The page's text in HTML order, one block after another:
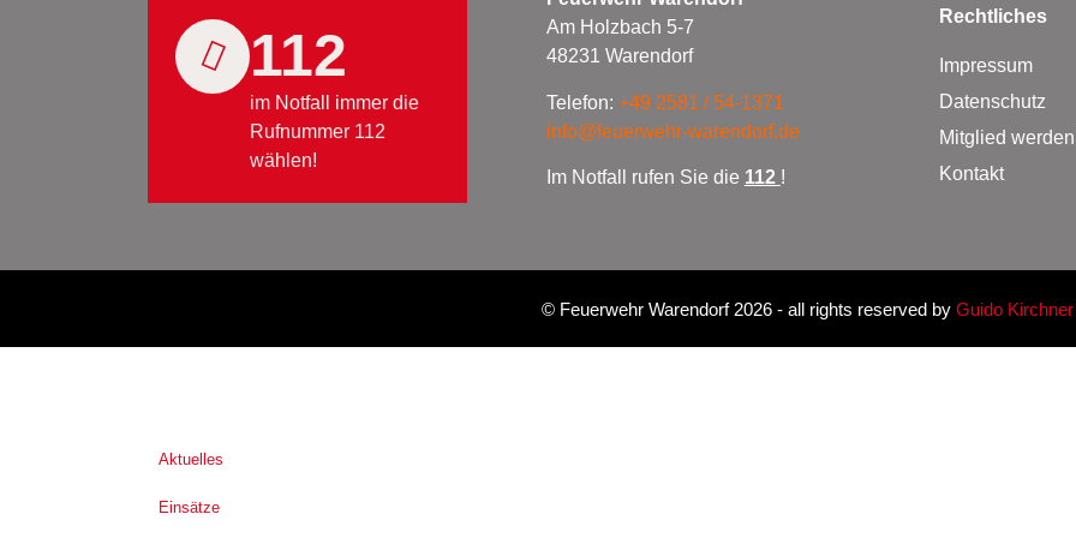
112
im Notfall immer die
Rufnummer 112
wählen!
Am Holzbach 5-7
48231 Warendorf
Telefon: +49 2581 / 54-1371
info@feuerwehr-warendorf.de
Im Notfall rufen Sie die 112 !
Rechtliches
Impressum
Datenschutz
Mitglied
Kontakt
© Feuerwehr Warendorf 2026- all rights reserved by Guido Kirchner
Aktuelles
Einsätze